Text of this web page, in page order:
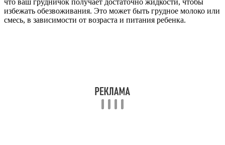
что ваш грудничок получает достаточно жидкости, чтобы
избежать обезвоживания. Это может быть грудное молоко или
смесь, в зависимости от возраста и питания ребенка.